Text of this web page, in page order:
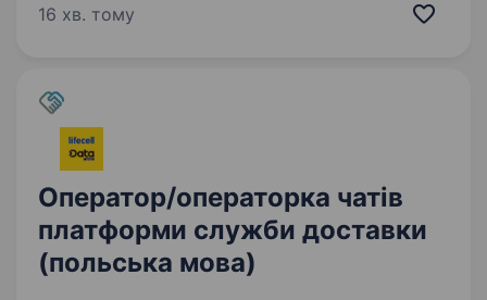
клієнтів та розвиток клієнтської бази
16 хв. тому
Оператор/операторка чатів
платформи служби доставки
(польська мова)